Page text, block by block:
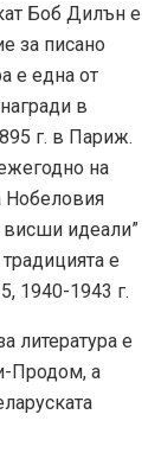
Боб Дилън е
за писано
е една от
в
г. в Париж.
на
Нобеловия
висши идеали”
е
1940-1943 г.
литература е
Продом, а